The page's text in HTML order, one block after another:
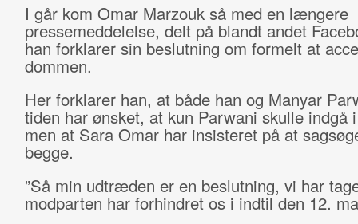
I går kom Omar Marzouk så med en længere
pressemeddelelse, delt på blandt andet
han forklarer sin beslutning om formelt at
dommen.
Her forklarer han, at både han og Manyar
tiden har ønsket, at kun Parwani skulle indgå
men at Sara Omar har insisteret på at
begge.
”Så min udtræden er en beslutning, vi har
modparten har forhindret os i indtil den 12.